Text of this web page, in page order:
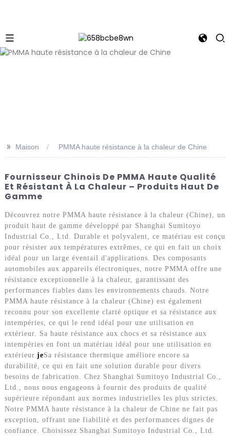
>> Maison PMMA haute résistance à la chaleur de Chine
Fournisseur Chinois De PMMA Haute Qualité
Et Résistant À La Chaleur – Produits Haut De
Gamme
Découvrez notre PMMA haute résistance à la chaleur (Chine), un
produit haut de gamme développé par Shanghai Sumitoyo
Industrial Co., Ltd. Durable et polyvalent, ce matériau est conçu
pour résister aux températures extrêmes, ce qui en fait un choix
idéal pour un large éventail d'applications. Des composants
automobiles aux appareils électroniques, notre PMMA offre une
résistance exceptionnelle à la chaleur, garantissant des
performances fiables dans les environnements chauds. Notre
PMMA haute résistance à la chaleur (Chine) est également
reconnu pour son excellente clarté optique et sa résistance aux
intempéries, ce qui le rend idéal pour une utilisation en
extérieur. Sa haute résistance aux chocs et sa résistance aux
intempéries en font un matériau idéal pour une utilisation en
extérieur.jeSa résistance thermique améliore encore sa
durabilité, ce qui en fait une solution durable pour divers
besoins de fabrication. Chez Shanghai Sumitoyo Industrial Co.,
Ltd., nous nous engageons à fournir des produits de qualité
supérieure répondant aux normes industrielles les plus strictes.
Notre PMMA haute résistance à la chaleur de Chine ne fait pas
exception, offrant une fiabilité et des performances dignes de
confiance. Choisissez Shanghai Sumitoyo Industrial Co., Ltd.